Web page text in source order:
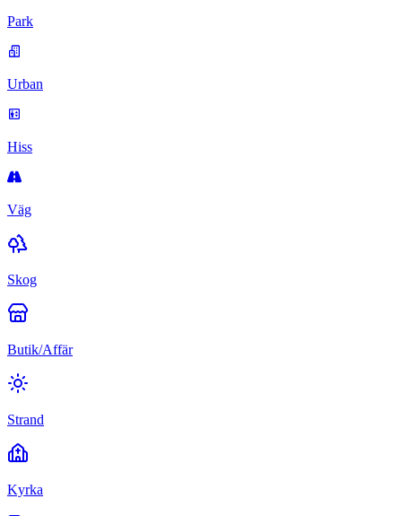
Park
Urban
Hiss
Väg
Skog
Butik/Affär
Strand
Kyrka